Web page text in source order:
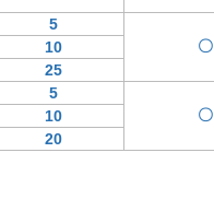
5
〇
10
25
5
〇
10
20